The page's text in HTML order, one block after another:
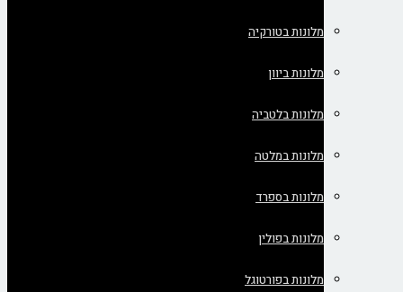
מלונות בטורקיה
מלונות ביוון
מלונות בלטביה
מלונות במלטה
מלונות בספרד
מלונות בפולין
מלונות בפורטוגל